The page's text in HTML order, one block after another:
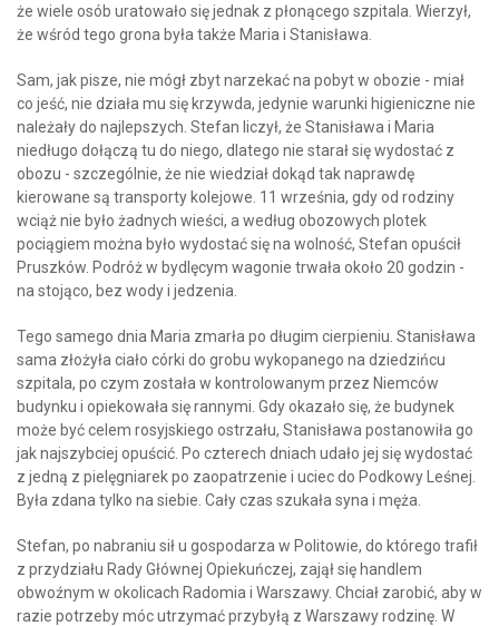
że wiele osób uratowało się jednak z płonącego szpitala. Wierzył,
że wśród tego grona była także Maria i Stanisława.
Sam, jak pisze, nie mógł zbyt narzekać na pobyt w obozie - miał
co jeść, nie działa mu się krzywda, jedynie warunki higieniczne nie
należały do najlepszych. Stefan liczył, że Stanisława i Maria
niedługo dołączą tu do niego, dlatego nie starał się wydostać z
obozu - szczególnie, że nie wiedział dokąd tak naprawdę
kierowane są transporty kolejowe. 11 września, gdy od rodziny
wciąż nie było żadnych wieści, a według obozowych plotek
pociągiem można było wydostać się na wolność, Stefan opuścił
Pruszków. Podróż w bydlęcym wagonie trwała około 20 godzin -
na stojąco, bez wody i jedzenia.
Tego samego dnia Maria zmarła po długim cierpieniu. Stanisława
sama złożyła ciało córki do grobu wykopanego na dziedzińcu
szpitala, po czym została w kontrolowanym przez Niemców
budynku i opiekowała się rannymi. Gdy okazało się, że budynek
może być celem rosyjskiego ostrzału, Stanisława postanowiła go
jak najszybciej opuścić. Po czterech dniach udało jej się wydostać
z jedną z pielęgniarek po zaopatrzenie i uciec do Podkowy Leśnej.
Była zdana tylko na siebie. Cały czas szukała syna i męża.
Stefan, po nabraniu sił u gospodarza w Politowie, do którego trafił
z przydziału Rady Głównej Opiekuńczej, zajął się handlem
obwoźnym w okolicach Radomia i Warszawy. Chciał zarobić, aby w
razie potrzeby móc utrzymać przybyłą z Warszawy rodzinę. W